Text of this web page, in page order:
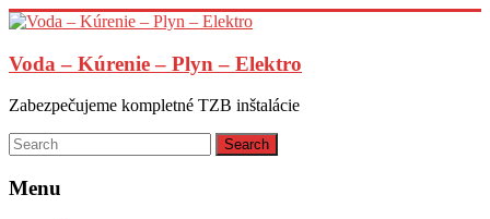
Skip
content
Voda – Kúrenie – Plyn – Elektro
Zabezpečujeme kompletné TZB inštalácie
Menu